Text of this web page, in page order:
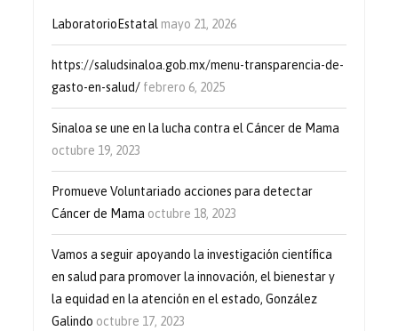
LaboratorioEstatal mayo 21, 2026
https://saludsinaloa.gob.mx/menu-transparencia-de-
gasto-en-salud/ febrero 6, 2025
Sinaloa se une en la lucha contra el Cáncer de Mama
octubre 19, 2023
Promueve Voluntariado acciones para detectar
Cáncer de Mama octubre 18, 2023
Vamos a seguir apoyando la investigación científica
en salud para promover la innovación, el bienestar y
la equidad en la atención en el estado, González
Galindo octubre 17, 2023